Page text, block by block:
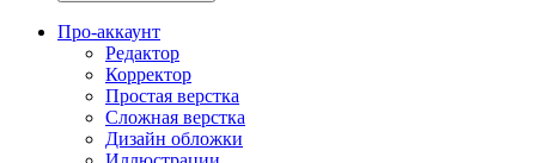
Про-аккаунт
Редактор
Корректор
Простая верстка
Сложная верстка
Дизайн обложки